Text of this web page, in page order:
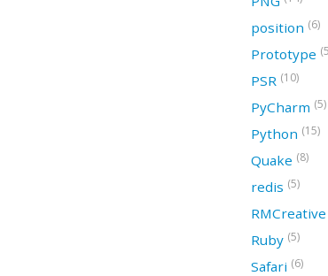
position (6)
Prototype
PSR (10)
PyCharm (5)
Python (15)
Quake (8)
redis (5)
RMCreative
Ruby (5)
Safari (6)